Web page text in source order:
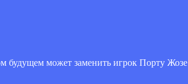
может заменить игрок Порту Жозе